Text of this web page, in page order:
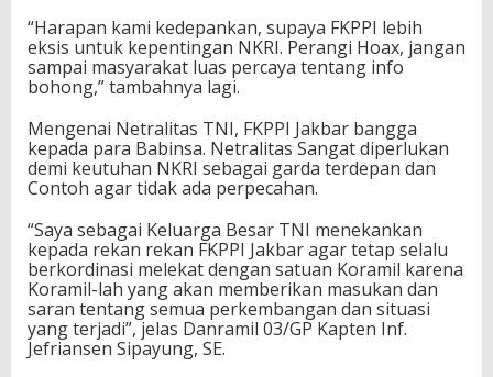
“Harapan kami kedepankan, supaya FKPPI lebih
eksis untuk kepentingan NKRI. Perangi Hoax, jangan
sampai masyarakat luas percaya tentang info
bohong,” tambahnya lagi.
Mengenai Netralitas TNI, FKPPI Jakbar bangga
kepada para Babinsa. Netralitas Sangat diperlukan
demi keutuhan NKRI sebagai garda terdepan dan
Contoh agar tidak ada perpecahan.
“Saya sebagai Keluarga Besar TNI menekankan
kepada rekan rekan FKPPI Jakbar agar tetap selalu
berkordinasi melekat dengan satuan Koramil karena
Koramil-lah yang akan memberikan masukan dan
saran tentang semua perkembangan dan situasi
yang terjadi”, jelas Danramil 03/GP Kapten Inf.
Jefriansen Sipayung, SE.